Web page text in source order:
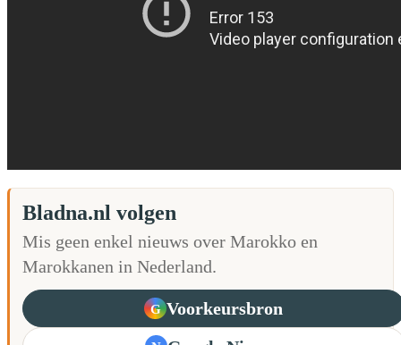
Bladna.nl volgen
Mis geen enkel nieuws over Marokko en
Marokkanen in Nederland.
G Voorkeursbron